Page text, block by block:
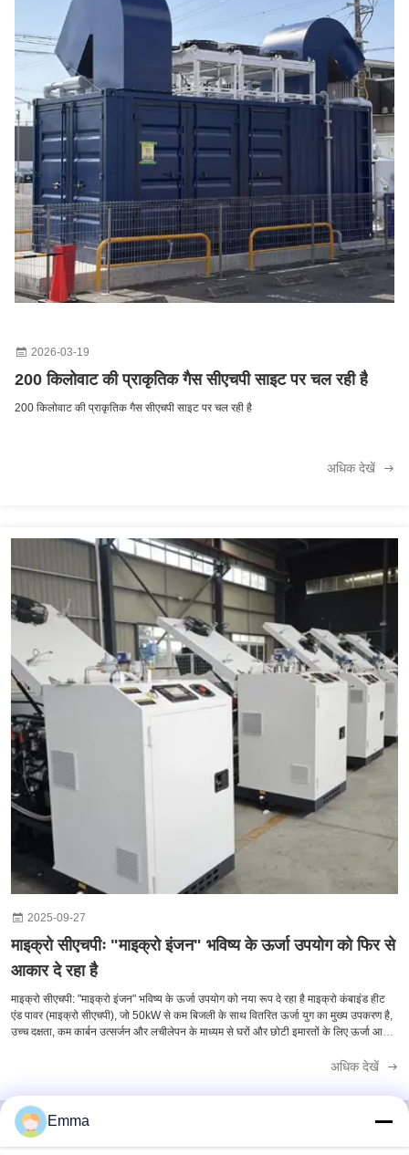
कॉम्पैक्ट डुअल ईंधन प्राकृतिक गैस सीएचपी संयुक्त गर्मी और बिजली प्रणाली 20kw 25kva कम गैस इनलेट दबाव के साथ
निरंतर संचालन मोड 400/230V वोल्टेज के साथ प्राकृतिक गैस सीएचपी
20kw 25kva प्राकृतिक गैस मीथेन प्रोपेन एलपीजी माइक्रो सीएचपी सिस्टम घर होटल कार्यालय ComAp नियंत्रक के लिए
प्रीमियम क्वालिटी डबल ईंधन प्राकृतिक गैस एलपीजी जनरेटर 8kw 10kva 10kw संयोजन गर्मी और बिजली प्रणाली के साथ
औद्योगिक बैकअप आपातकालीन 250KW 300KVA प्राकृतिक गैस संचालित इलेक्ट्रिक जनरेटर सेट
आउटडोर गैस फील्ड ऑयल फील्ड उपयोग 250KW 300KVA प्राकृतिक गैस संचालित इलेक्ट्रिक जनरेटर सेट
2026-03-19
200 किलोवाट की प्राकृतिक गैस सीएचपी साइट पर चल रही है
200 किलोवाट की प्राकृतिक गैस सीएचपी साइट पर चल रही है
अधिक देखें
2025-09-27
माइक्रो सीएचपीः "माइक्रो इंजन" भविष्य के ऊर्जा उपयोग को फिर से
आकार दे रहा है
माइक्रो सीएचपी: "माइक्रो इंजन" भविष्य के ऊर्जा उपयोग को नया रूप दे रहा है​ माइक्रो कंबाइंड हीट
एंड पावर (माइक्रो सीएचपी), जो 50kW से कम बिजली के साथ वितरित ऊर्जा युग का मुख्य उपकरण है,
उच्च दक्षता, कम कार्बन उत्सर्जन और लचीलेपन के माध्यम से घरों और छोटी इमारतों के लिए ऊर्जा आपूर्ति
अधिक देखें
Emma